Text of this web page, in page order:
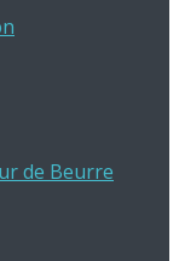
de Beurre